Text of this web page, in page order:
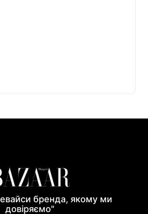
бренда, якому ми
довіряємо"